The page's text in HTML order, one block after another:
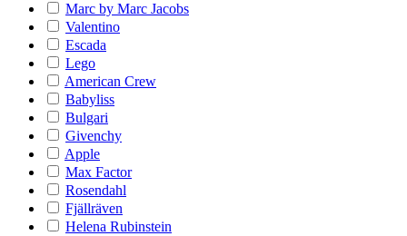
Marc by Marc Jacobs
Valentino
Escada
Lego
American Crew
Babyliss
Bulgari
Givenchy
Apple
Max Factor
Rosendahl
Fjällräven
Helena Rubinstein